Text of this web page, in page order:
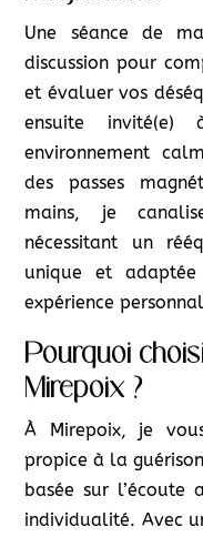
Une séance de
discussion pour
et évaluer vos
ensuite
environnement
des passes
mains, je
nécessitant un
unique et
expérience
Pourquoi
Mirepoix ?
À Mirepoix, je
propice à la
basée sur
individualité. Avec